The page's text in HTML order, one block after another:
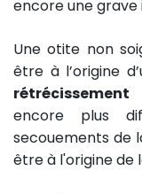
encore une grave
Une otite non
être à l’origine
encore plus
secouements de
être à l'origine de